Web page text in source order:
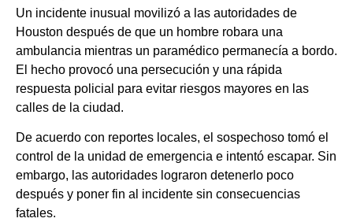
Un incidente inusual movilizó a las autoridades de
Houston después de que un hombre robara una
ambulancia mientras un paramédico permanecía a bordo.
El hecho provocó una persecución y una rápida
respuesta policial para evitar riesgos mayores en las
calles de la ciudad.
De acuerdo con reportes locales, el sospechoso tomó el
control de la unidad de emergencia e intentó escapar. Sin
embargo, las autoridades lograron detenerlo poco
después y poner fin al incidente sin consecuencias
fatales.